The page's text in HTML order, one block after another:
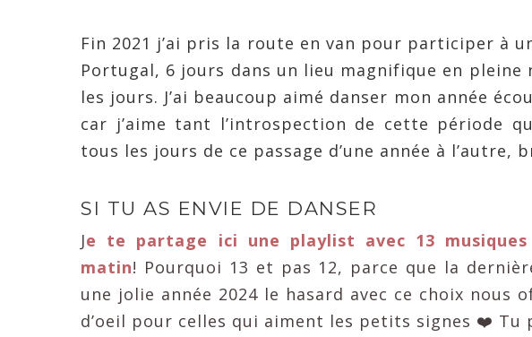
Fin 2021 j’ai pris la route en van pour participer à
Portugal, 6 jours dans un lieu magnifique en
les jours. J’ai beaucoup aimé danser mon année
car j’aime tant l’introspection de cette période
tous les jours de ce passage d’une année à l’autre,
SI TU AS ENVIE DE DANSER
Je te partage ici une playlist avec 13
matin! Pourquoi 13 et pas 12, parce que la
une jolie année 2024 le hasard avec ce choix
d’oeil pour celles qui aiment les petits signes ❤️